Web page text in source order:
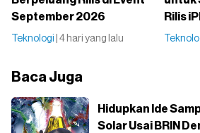
September 2026
Teknologi | 4 hari yang lalu
Rilis
Baca Juga
Hidupkan Ide
Solar Usai BRIN